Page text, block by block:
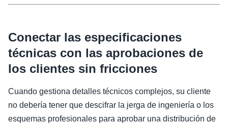
Conectar las especificaciones
técnicas con las aprobaciones de
los clientes sin fricciones
Cuando gestiona detalles técnicos complejos, su cliente
no debería tener que descifrar la jerga de ingeniería o los
esquemas profesionales para aprobar una distribución de